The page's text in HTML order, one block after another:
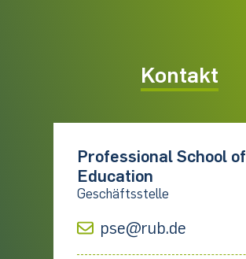
Kontakt
Professional School of
Education
Geschäftsstelle
pse@rub.de